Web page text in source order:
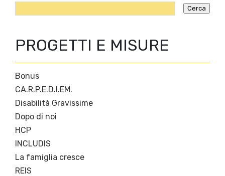
PROGETTI E MISURE
Bonus
CA.R.P.E.D.I.EM.
Disabilità Gravissime
Dopo di noi
HCP
INCLUDIS
La famiglia cresce
REIS